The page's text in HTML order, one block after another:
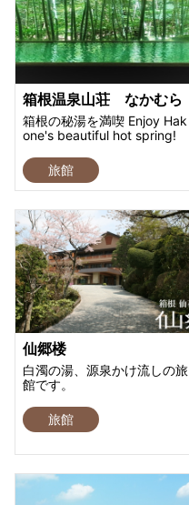
箱根温泉山荘 なかむら
箱根の秘湯を満喫 Enjoy Hak
one's beautiful hot spring!
旅館
仙郷楼
白濁の湯、源泉かけ流しの旅
館です。
旅館